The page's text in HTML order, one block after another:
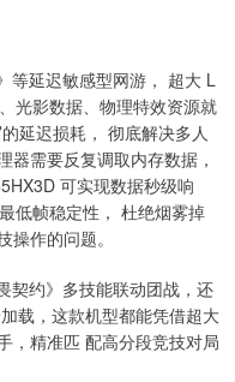
等延迟敏感型网游， 超大 L
光影数据、物理特效资源就
延迟损耗， 彻底解决多人
器需要反复调取内存数据，
可实现数据秒级响
低帧稳定性， 杜绝烟雾掉
作的问题。
契约》多技能联动团战，还
载，这款机型都能凭借超大
，精准匹 配高分段竞技对局